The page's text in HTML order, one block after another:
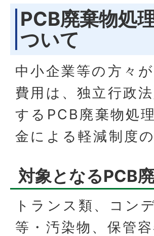
PCB廃棄物処
ついて
中小企業等の方々
費用は、独立行政
するPCB廃棄物処
金による軽減制度
対象となるPCB
トランス類、コン
等・汚染物、保管